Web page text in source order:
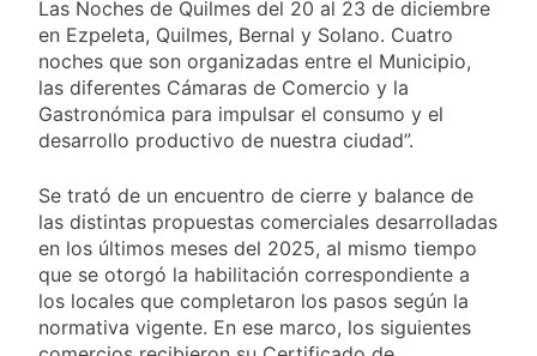
Las Noches de Quilmes del 20 al 23 de diciembre
en Ezpeleta, Quilmes, Bernal y Solano. Cuatro
noches que son organizadas entre el Municipio,
las diferentes Cámaras de Comercio y la
Gastronómica para impulsar el consumo y el
desarrollo productivo de nuestra ciudad”.
Se trató de un encuentro de cierre y balance de
las distintas propuestas comerciales desarrolladas
en los últimos meses del 2025, al mismo tiempo
que se otorgó la habilitación correspondiente a
los locales que completaron los pasos según la
normativa vigente. En ese marco, los siguientes